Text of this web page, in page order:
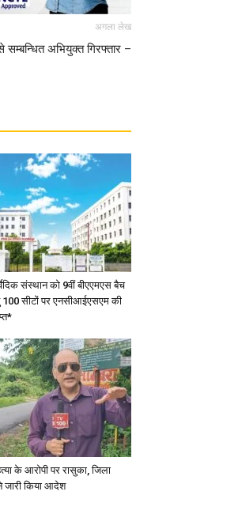
अगला लेख
अभियुक्त गिरफ्तार –
संस्थान को 9वीं बीएएमएस बैच
100 सीटों पर एनसीआईएसएम की
के आरोपी पर रासुका, जिला
जारी किया आदेश